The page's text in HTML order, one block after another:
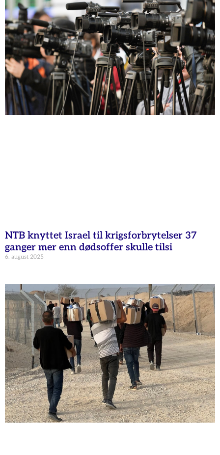
NTB knyttet Israel til krigsforbrytelser 37
ganger mer enn dødsoffer skulle tilsi
6. august 2025